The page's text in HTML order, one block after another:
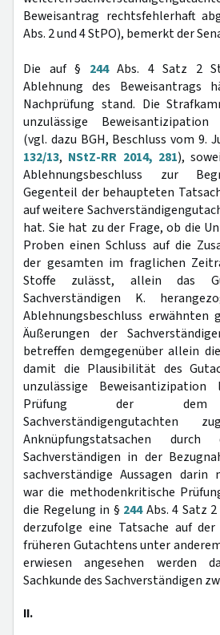
Beweisantrag rechtsfehlerhaft
Abs. 2 und 4 StPO), bemerkt der
Die auf § 244Abs. 4 Satz 2
Ablehnung des Beweisantrags
Nachprüfung stand. Die
unzulässige Beweisantizipation
(vgl. dazu BGH, Beschluss vom 9.
132/13, NStZ-RR 2014, 281),
Ablehnungsbeschluss zur
Gegenteil der behaupteten
auf weitere
hat. Sie hat zu der Frage, ob die
Proben einen Schluss auf die
der gesamten im fraglichen
Stoffe zulässt, allein das
Sachverständigen K.
Ablehnungsbeschluss erwähnten
Äußerungen der
betreffen demgegenüber allein
damit die Plausibilität des
unzulässige
Prüfung der dem
Sachverständigengutachten
Anknüpfungstatsachen
Sachverständigen in der
sachverständige Aussagen darin
war die methodenkritische
die Regelung in § 244Abs. 4 Satz
derzufolge eine Tatsache auf der
früheren Gutachtens unter
erwiesen angesehen werden
Sachkunde des Sachverständigen
II.